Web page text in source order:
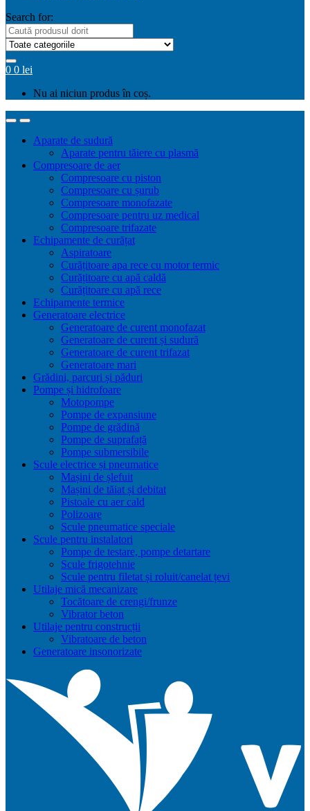
Search for:
0 0 lei
Nu ai niciun produs în coș.
Aparate de sudură
Aparate pentru tăiere cu plasmă
Compresoare de aer
Compresoare cu piston
Compresoare cu șurub
Compresoare monofazate
Compresoare pentru uz medical
Compresoare trifazate
Echipamente de curățat
Aspiratoare
Curățitoare apa rece cu motor termic
Curățitoare cu apă caldă
Curățitoare cu apă rece
Echipamente termice
Generatoare electrice
Generatoare de curent monofazat
Generatoare de curent și sudură
Generatoare de curent trifazat
Generatoare mari
Grădini, parcuri și păduri
Pompe și hidrofoare
Motopompe
Pompe de expansiune
Pompe de grădină
Pompe de suprafață
Pompe submersibile
Scule electrice și pneumatice
Mașini de șlefuit
Mașini de tăiat și debitat
Pistoale cu aer cald
Polizoare
Scule pneumatice speciale
Scule pentru instalatori
Pompe de testare, pompe detartare
Scule frigotehnie
Scule pentru filetat și roluit/canelat țevi
Utilaje mică mecanizare
Tocătoare de crengi/frunze
Vibrator beton
Utilaje pentru construcții
Vibratoare de beton
Generatoare insonorizate